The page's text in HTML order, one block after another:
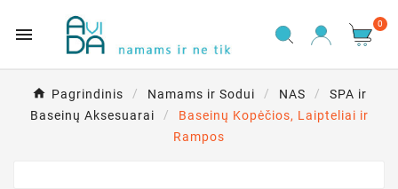

0
Pagrindinis Namams ir Sodui NAS
SPA ir
Baseinų Aksesuarai
Baseinų Kopėčios, Laipteliai ir
Rampos